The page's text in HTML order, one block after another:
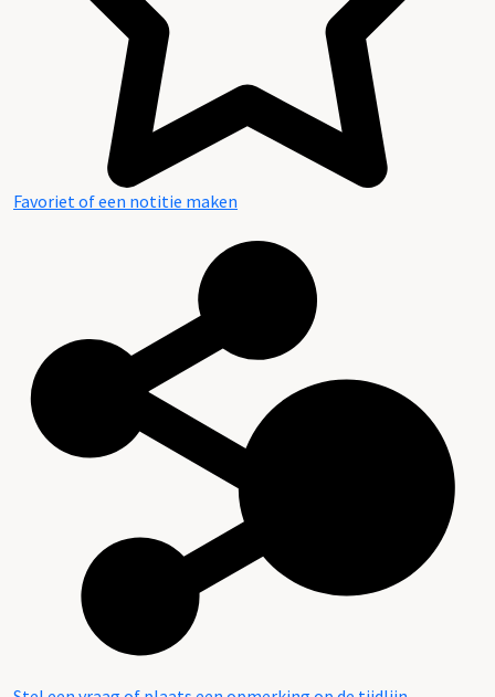
Favoriet of een notitie maken